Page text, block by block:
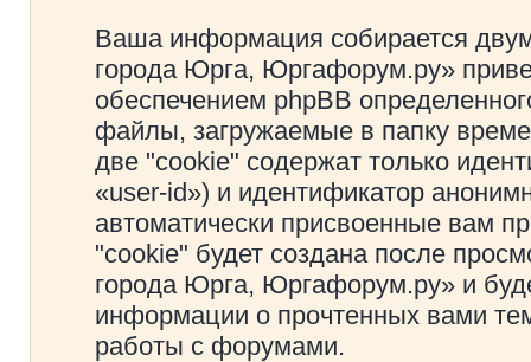
Ваша информация собирается
города Юрга, Юргафорум.ру»
обеспечением phpBB
файлы, загружаемые в папку
две "cookie" содержат только
«user-id») и идентификатор
автоматически присвоенные вам
"cookie" будет создана после
города Юрга, Юргафорум.ру» и
информации о прочтенных вами
работы с форумами.